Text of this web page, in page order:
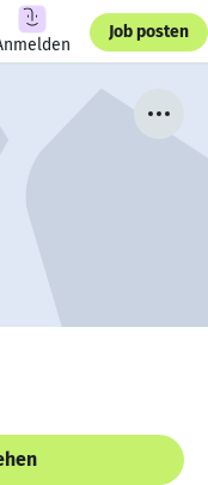
Job posten